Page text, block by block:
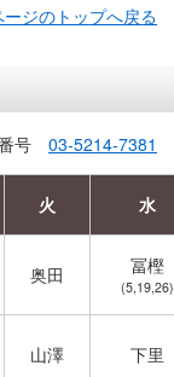
ージのトップへ戻る
号 03-5214-7381
火 水
奥田 冨樫
(5,19,26)
山澤 下里